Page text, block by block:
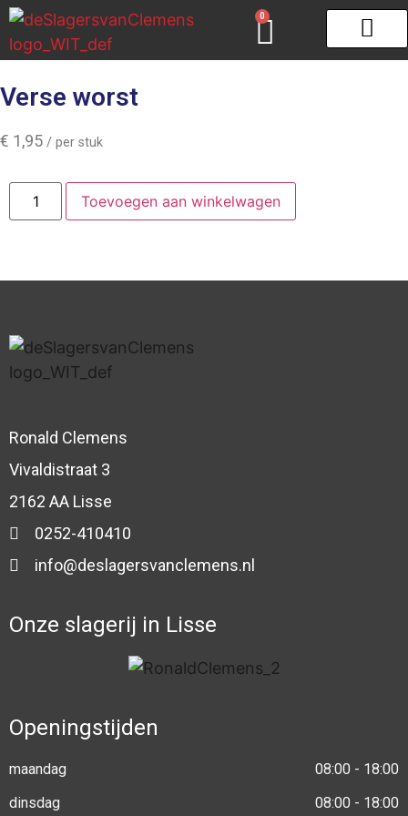
0
Verse worst
€ 1,95 / per stuk
Toevoegen aan winkelwagen
Ronald Clemens
Vivaldistraat 3
2162 AA Lisse
0252-410410
info@deslagersvanclemens.nl
Onze slagerij in Lisse
Openingstijden
maandag
08:00 - 18:00
dinsdag
08:00 - 18:00